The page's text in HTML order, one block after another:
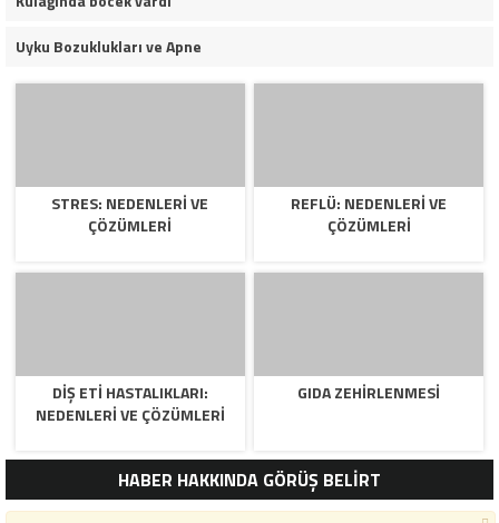
Uyku Bozuklukları ve Apne
STRES: NEDENLERI VE
ÇÖZÜMLERI
REFLÜ: NEDENLERI VE
ÇÖZÜMLERI
DIŞ ETI HASTALIKLARI:
NEDENLERI VE ÇÖZÜMLERI
GIDA ZEHIRLENMESI
HABER HAKKINDA GÖRÜŞ BELİRT